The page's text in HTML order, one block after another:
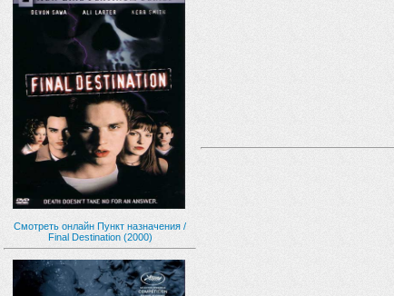
Смотреть онлайн Пункт назначения /
Final Destination (2000)